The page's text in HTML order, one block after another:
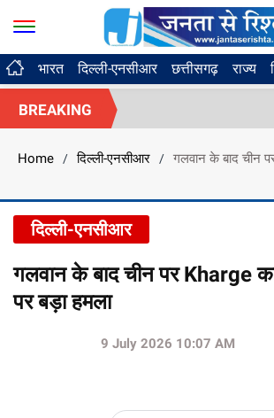
भारत दिल्ली-एनसीआर छत्तीसगढ़ राज्य
BREAKING
Home / दिल्ली-एनसीआर / गलवान के बाद चीन
दिल्ली-एनसीआर
गलवान के बाद चीन पर Kharge
पर बड़ा हमला
9 July 2026 10:07 AM